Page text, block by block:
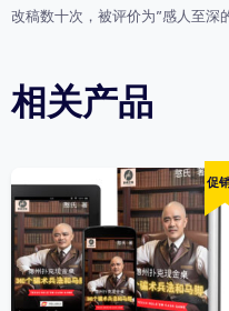
改稿数十次，被评价为”感人至深
相关产品
促